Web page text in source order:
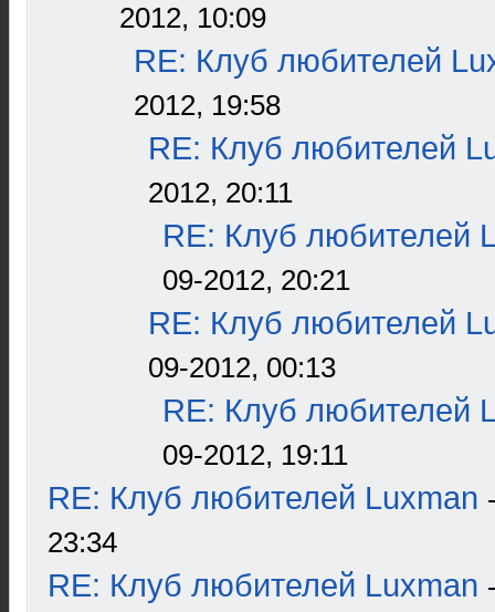
2012, 10:09
RE: Клуб любителей
2012, 19:58
RE: Клуб любителей
2012, 20:11
RE: Клуб любителей
09-2012, 20:21
RE: Клуб любителей
09-2012, 00:13
RE: Клуб любителей
09-2012, 19:11
RE: Клуб любителей Luxman
23:34
RE: Клуб любителей Luxman